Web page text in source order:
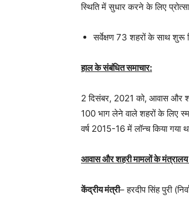
स्थिति में सुधार करने के लिए
सर्वेक्षण 73 शहरों के साथ शुरू
हाल के संबंधित समाचार:
2 दिसंबर, 2021 को, आवास और
100 भाग लेने वाले शहरों के लिए
वर्ष 2015-16 में लॉन्च किया गया
आवास और शहरी मामलों के
केंद्रीय मंत्री– हरदीप सिंह पुरी